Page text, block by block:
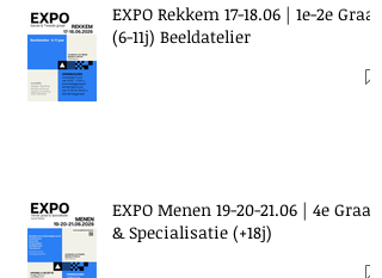
EXPO Rekkem 17-18.06 | 1e-2e Graad
(6-11j) Beeldatelier
EXPO Menen 19-20-21.06 | 4e Graad
& Specialisatie (+18j)